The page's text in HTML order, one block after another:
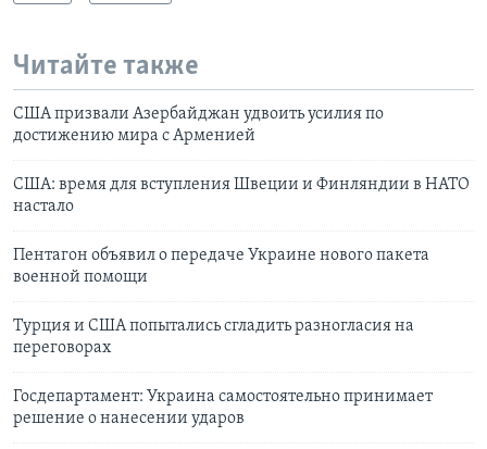
Читайте также
США призвали Азербайджан удвоить усилия по
достижению мира с Арменией
США: время для вступления Швеции и Финляндии в НАТО
настало
Пентагон объявил о передаче Украине нового пакета
военной помощи
Турция и США попытались сгладить разногласия на
переговорах
Госдепартамент: Украина самостоятельно принимает
решение о нанесении ударов